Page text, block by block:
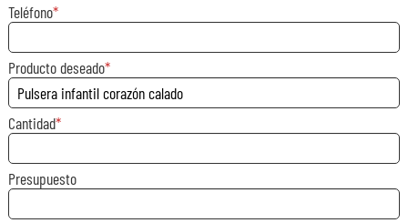
Teléfono
Producto deseado
Cantidad
Presupuesto